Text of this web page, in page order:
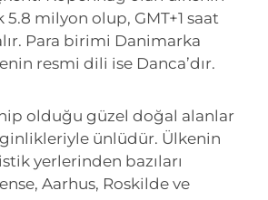
5.8 milyon olup, GMT+1 saat
Para birimi Danimarka
resmi dili ise Danca’dır.
olduğu güzel doğal alanlar
ünlüdür. Ülkenin
yerlerinden bazıları
Aarhus, Roskilde ve